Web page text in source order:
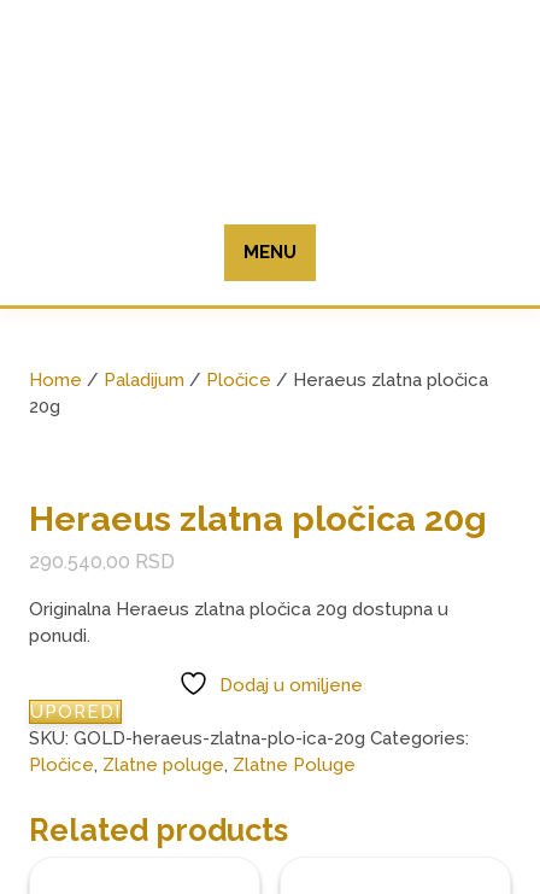
MENU
Home / Paladijum / Pločice / Heraeus zlatna pločica
20g
Heraeus zlatna pločica 20g
290.540,00 RSD
Originalna Heraeus zlatna pločica 20g dostupna u
ponudi.
Dodaj u omiljene
UPOREDI
SKU: GOLD-heraeus-zlatna-plo-ica-20g Categories:
Pločice, Zlatne poluge, Zlatne Poluge
Related products